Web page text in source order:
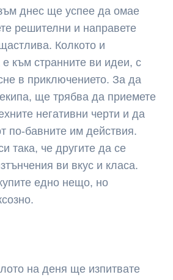
днес ще успее да омае
решителни и направете
Колкото и
към странните ви идеи, с
в приключението. За да
ще трябва да приемете
негативни черти и да
по-бавните им действия.
така, че другите да се
ви вкус и класа.
едно нещо, но
на деня ще изпитвате